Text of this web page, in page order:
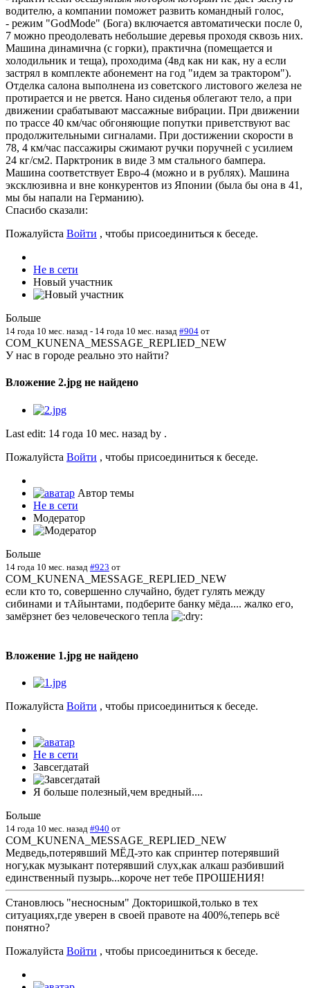
водителю, а компании поможет развить командный голос,
- режим "GodMode" (Бога) включается автоматически после 0,
7 можно преодолевать небольшие деревья проходя сквозь них.
Машина динамична (с горки), практична (помещается и
холодильник и теща), проходима (4вд как ни как, ну а если
застрял в комплекте абонемент на год "идем за трактором").
Отделка салона выполнена из советского листового железа не
протирается и не рвется. Нано сиденья облегают тело, а при
движении срабатывают массажные вибрации. При движении
по трассе 40 км/час обгоняющие попутки приветствуют вас
продолжительными сигналами. При достижении скорости в
78, 4 км/час пассажиры сжимают ручки поручней с усилием
24 кг/см2. Парктроник в виде 3 мм стального бампера.
Машина соответствует Евро-4 (можно и в рублях). Машина
эксклюзивна и вне конкурентов из Японии (была бы она в 41,
мы бы напали на Германию).
Спасибо сказали:
Пожалуйста Войти , чтобы присоединиться к беседе.
Не в сети
Новый участник
Больше
14 года 10 мес. назад - 14 года 10 мес. назад #904 от
COM_KUNENA_MESSAGE_REPLIED_NEW
У нас в городе реально это найти?
Вложение 2.jpg не найдено
Last edit: 14 года 10 мес. назад by .
Пожалуйста Войти , чтобы присоединиться к беседе.
Автор темы
Не в сети
Модератор
Больше
14 года 10 мес. назад #923 от
COM_KUNENA_MESSAGE_REPLIED_NEW
если кто то, совершенно случайно, будет гулять между
сибинами и тАйынтами, подберите банку мёда.... жалко его,
замёрзнет без человеческого тепла
Вложение 1.jpg не найдено
Пожалуйста Войти , чтобы присоединиться к беседе.
Не в сети
Завсегдатай
Я больше полезный,чем вредный....
Больше
14 года 10 мес. назад #940 от
COM_KUNENA_MESSAGE_REPLIED_NEW
Медведь,потерявший МЁД-это как спринтер потерявший
ногу,как музыкант потерявший слух,как алкаш разбивший
единственный пузырь...короче нет тебе ПРОШЕНИЯ!
Становлюсь "несносным" Докторишкой,только в тех
ситуациях,где уверен в своей правоте на 400%,теперь всё
понятно?
Пожалуйста Войти , чтобы присоединиться к беседе.